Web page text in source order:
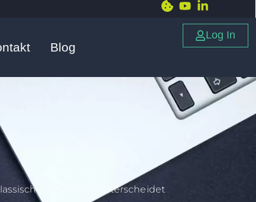
Blog
Log In
Hardware unterscheidet